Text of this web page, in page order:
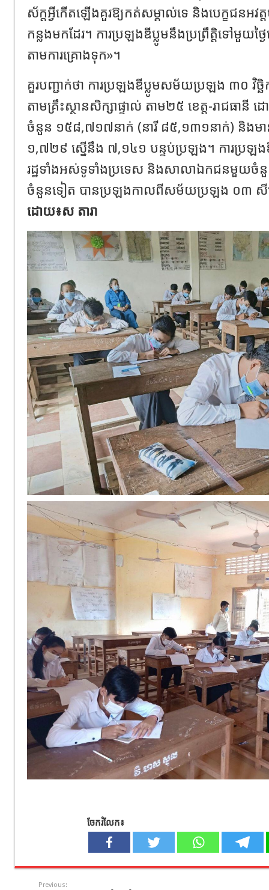
ស័ក្តអ្វីកើតឡើងគួរឱ្យកត់សម្គាល់ទេ និងបេក្ខជនអ
កន្លងមកដែរ។ ការប្រឡងឌីប្លូមនឹងប្រព្រឹត្តិទៅមួយថ្
តាមការគ្រោងទុក»។
គួរបញ្ជាក់ថា ការប្រឡងឌីប្លូមសម័យប្រឡង ៣០ វិច្
តាមគ្រឹះស្ថានសិក្សាផ្ទាល់ តាម២៥ ខេត្ត-រាជធានី
ចំនួន ១៥៨,៧១៧នាក់ (នារី ៨៥,១៣១នាក់) និង
១,៧២៩ ស្នើនឹង ៧,១៤១ បន្ទប់ប្រឡង។ ការប្រឡងឌី
រដ្ឋទាំងអស់ទូទាំងប្រទេស និងសាលាឯកជនមួយ
ចំនួនទៀត បានប្រឡងកាលពីសម័យប្រឡង ០៣
ដោយ៖ស តារា
ចែករំលែក៖
Previous: